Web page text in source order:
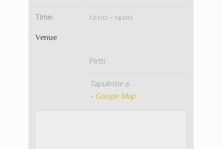
Time: 12:00 - 14:00
Venue
Pirtti
Tapulintie 6
+ Google Map